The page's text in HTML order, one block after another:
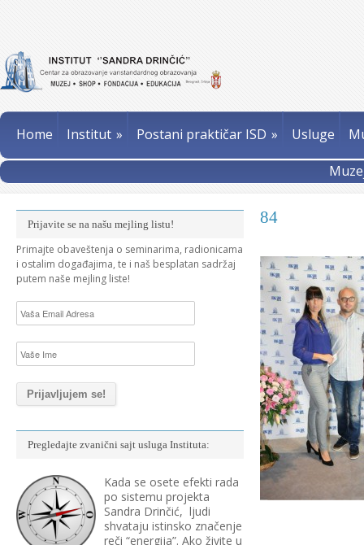
Home Institut » Postani praktičar ISD » Usluge
84
Prijavite se na našu mejling listu!
Primajte obaveštenja o seminarima, radionicama
i ostalim događajima, te i naš besplatan sadržaj
putem naše mejling liste!
Pregledajte zvanični sajt usluga Instituta:
Kada se osete efekti rada
po sistemu projekta
Sandra Drinčić, ljudi
shvataju istinsko značenje
reči “energija”. Ako živite u